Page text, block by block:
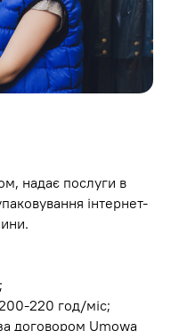
надає послуги в
інтернет-
220 год/міс;
договором Umowa